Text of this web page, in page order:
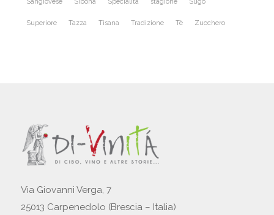
Superiore Tazza Tisana Tradizione Tè Zucchero
Via Giovanni Verga, 7
25013 Carpenedolo (Brescia – Italia)